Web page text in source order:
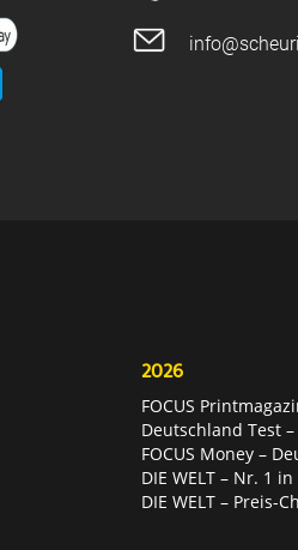
2026
FOCUS
Deutschland Test
FOCUS Money –
DIE WELT – Nr. 1
DIE WELT – Preis-